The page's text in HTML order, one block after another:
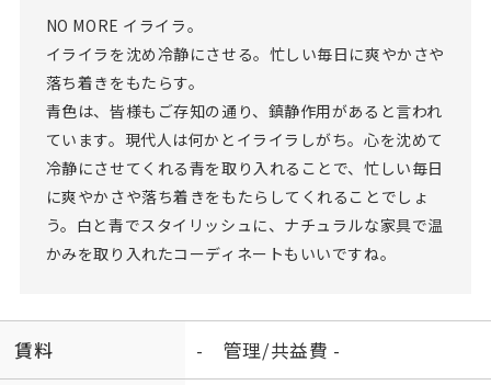
NO MORE イライラ。
イライラを沈め冷静にさせる。忙しい毎日に爽やかさや
落ち着きをもたらす。
青色は、皆様もご存知の通り、鎮静作用があると言われ
ています。現代人は何かとイライラしがち。心を沈めて
冷静にさせてくれる青を取り入れることで、忙しい毎日
に爽やかさや落ち着きをもたらしてくれることでしょ
う。白と青でスタイリッシュに、ナチュラルな家具で温
かみを取り入れたコーディネートもいいですね。
賃料 - 管理/共益費 -